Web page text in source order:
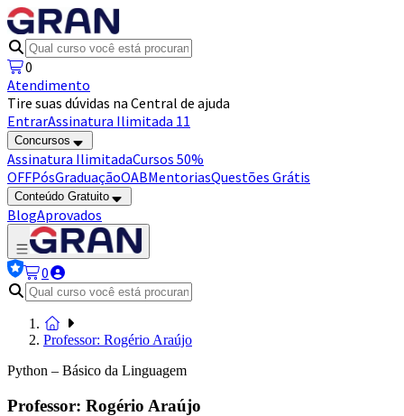
0
Atendimento
Tire suas dúvidas na Central de ajuda
EntrarAssinatura Ilimitada 11
Concursos
Assinatura IlimitadaCursos 50%
OFFPósGraduaçãoOABMentoriasQuestões Grátis
Conteúdo Gratuito
BlogAprovados
0
Professor: Rogério Araújo
Python – Básico da Linguagem
Professor: Rogério Araújo